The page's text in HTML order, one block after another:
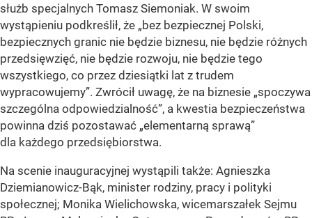
służb specjalnych Tomasz Siemoniak. W swoim
wystąpieniu podkreślił, że „bez bezpiecznej Polski,
bezpiecznych granic nie będzie biznesu, nie będzie różnych
przedsięwzięć, nie będzie rozwoju, nie będzie tego
wszystkiego, co przez dziesiątki lat z trudem
wypracowujemy”. Zwrócił uwagę, że na biznesie „spoczywa
szczególna odpowiedzialność”, a kwestia bezpieczeństwa
powinna dziś pozostawać „elementarną sprawą”
dla każdego przedsiębiorstwa.
Na scenie inauguracyjnej wystąpili także: Agnieszka
Dziemianowicz-Bąk, minister rodziny, pracy i polityki
społecznej; Monika Wielichowska, wicemarszałek Sejmu